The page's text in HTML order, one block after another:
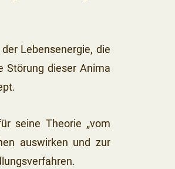
Lebensenergie, die
Störung dieser Anima
seine Theorie „vom
auswirken und zur